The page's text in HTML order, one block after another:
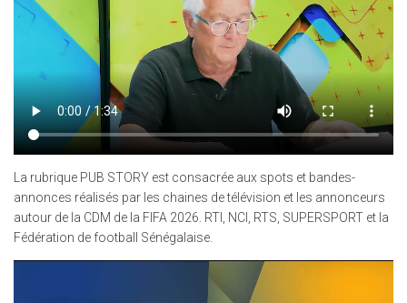
La rubrique PUB STORY est consacrée aux spots et bandes-
annonces réalisés par les chaines de télévision et les annonceurs
autour de la CDM de la FIFA 2026. RTI, NCI, RTS, SUPERSPORT et la
Fédération de football Sénégalaise.